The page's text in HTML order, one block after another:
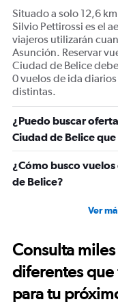
Situado a solo 12,6
Silvio Pettirossi es el
viajeros utilizarán
Asunción. Reservar
Ciudad de Belice
0 vuelos de ida
distintas.
¿Puedo buscar
Ciudad de Belice
¿Cómo busco
de Belice?
Ver
Consulta
diferentes
para tu